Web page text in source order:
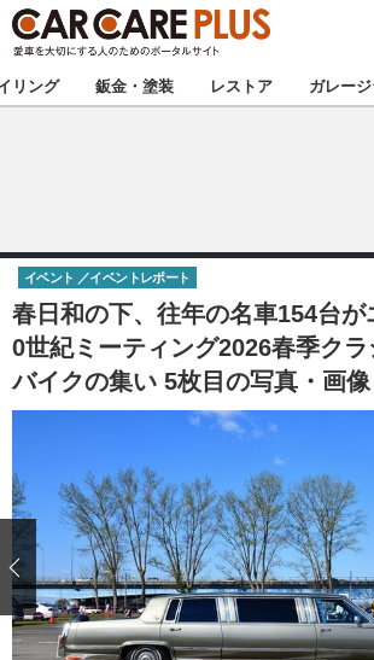
★カーケアプラス認定★ 厳選プロショッ
甲信越 北
東海 関
中国 四
注目の記事
ショップレポート
自動車豆知識 ストップ！
鈑金・塗装
ディテイリング
ディテイリング
ヘッドライト磨き
鈑金・塗装
小キズ直し
特集記事
リング 鈑金・塗装 レストア ガレー
春日和の下、往年の名車154台
0世紀ミーティング2026春季クラ
バイクの集い 5枚目の写真・画像
イベント イベントレポート